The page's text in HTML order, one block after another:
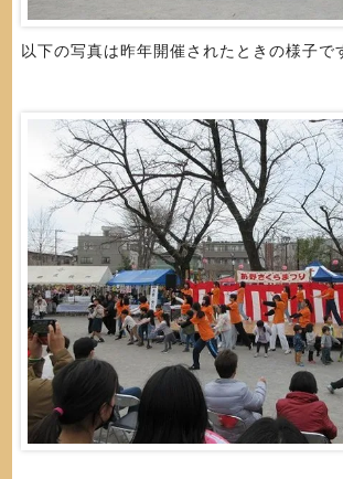
以下の写真は昨年開催されたときの様子で